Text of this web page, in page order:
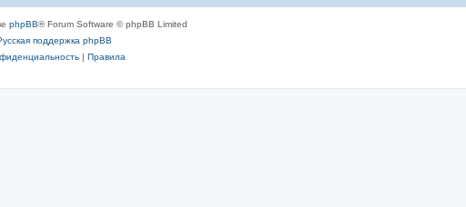
phpBB® Forum Software © phpBB Limited
поддержка phpBB
| Правила